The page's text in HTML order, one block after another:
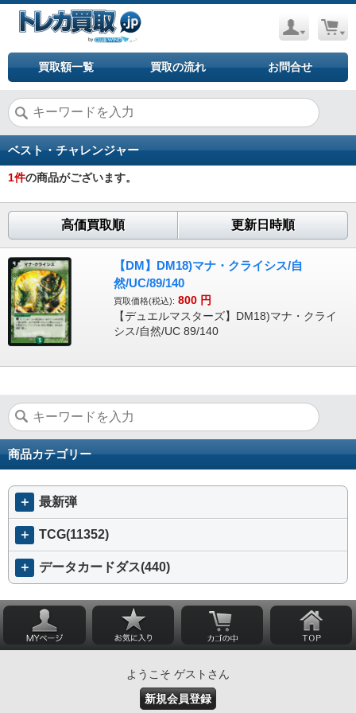
買取額一覧 買取の流れ お問合せ
ベスト・チャレンジャー
1件の商品がございます。
高価買取順 更新日時順
【DM】DM18)マナ・クライシス/自
然/UC/89/140
買取価格(税込): 800 円
【デュエルマスターズ】DM18)マナ・クライ
シス/自然/UC 89/140
商品カテゴリー
＋ 最新弾
＋ TCG(11352)
＋ データカードダス(440)
ようこそ ゲストさん
新規会員登録